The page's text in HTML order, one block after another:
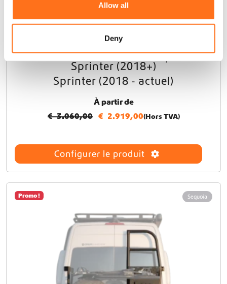
Allow all
Deny
Forfait Arrière Extérieur pour
Sprinter (2018+)
Sprinter (2018 - actuel)
À partir de
€ 3.060,00 € 2.919,00(Hors TVA)
Configurer le produit
Sequoia
Promo !